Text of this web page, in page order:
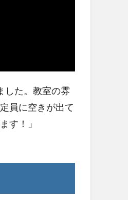
した。教室の雰
員に空きが出て
す！」